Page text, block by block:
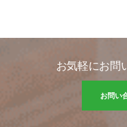
お気軽にお問
お問い